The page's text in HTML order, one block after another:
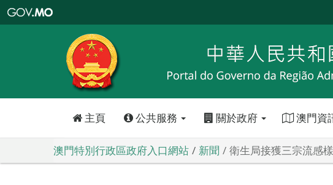
特
政
區
政
口
主頁 公共服務 關於政府 澳門資
澳門特別行政區政府入口網站 新聞 衛生局接獲三宗流感